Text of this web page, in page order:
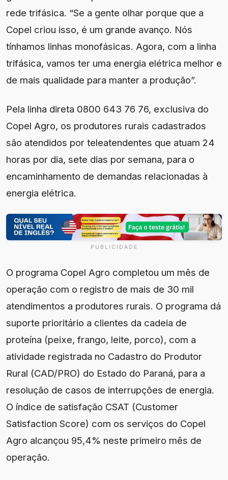
rede trifásica. “Se a gente olhar porque que a
Copel criou isso, é um grande avanço. Nós
tínhamos linhas monofásicas. Agora, com a linha
trifásica, vamos ter uma energia elétrica melhor e
de mais qualidade para manter a produção”.
Pela linha direta 0800 643 76 76, exclusiva do
Copel Agro, os produtores rurais cadastrados
são atendidos por teleatendentes que atuam 24
horas por dia, sete dias por semana, para o
encaminhamento de demandas relacionadas à
energia elétrica.
PUBLICIDADE
O programa Copel Agro completou um mês de
operação com o registro de mais de 30 mil
atendimentos a produtores rurais. O programa dá
suporte prioritário a clientes da cadeia de
proteína (peixe, frango, leite, porco), com a
atividade registrada no Cadastro do Produtor
Rural (CAD/PRO) do Estado do Paraná, para a
resolução de casos de interrupções de energia.
O índice de satisfação CSAT (Customer
Satisfaction Score) com os serviços do Copel
Agro alcançou 95,4% neste primeiro mês de
operação.